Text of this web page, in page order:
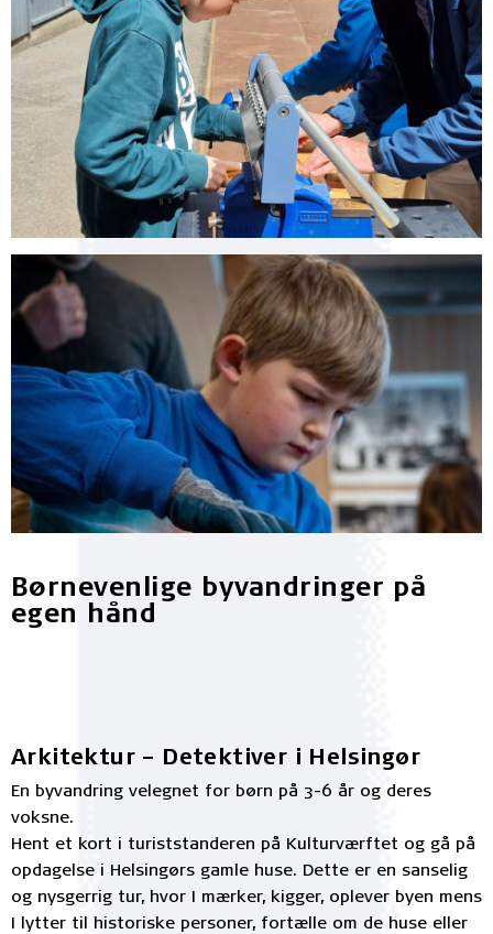
Børnevenlige byvandringer på
egen hånd
Arkitektur – Detektiver i Helsingør
En byvandring velegnet for børn på 3-6 år og deres
voksne.
Hent et kort i turiststanderen på Kulturværftet og gå på
opdagelse i Helsingørs gamle huse. Dette er en sanselig
og nysgerrig tur, hvor I mærker, kigger, oplever byen mens
I lytter til historiske personer, fortælle om de huse eller